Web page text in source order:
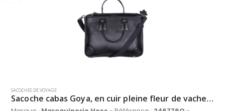
SACOCHES DE VOYAGE
Sacoche cabas Goya, en cuir pleine fleur de vachette grainé, coloris noir